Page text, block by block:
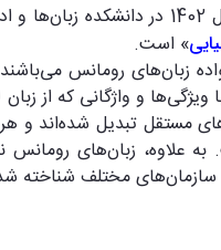
رشته «
» است.
زبان‌های رومانس
و واژگانی که از
مستقل تبدیل شده‌اند
علاوه، زبان‌های
سازمان‌های مختلف شناخته